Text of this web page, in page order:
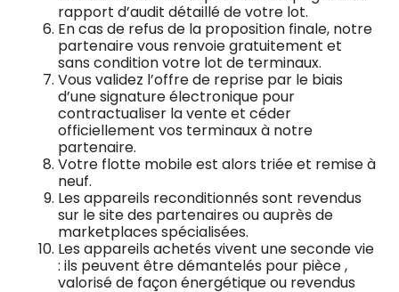
rapport d’audit détaillé de votre lot.
En cas de refus de la proposition finale, notre
partenaire vous renvoie gratuitement et
sans condition votre lot de terminaux.
Vous validez l’offre de reprise par le biais
d’une signature électronique pour
contractualiser la vente et céder
officiellement vos terminaux à notre
partenaire.
Votre flotte mobile est alors triée et remise à
neuf.
Les appareils reconditionnés sont revendus
sur le site des partenaires ou auprès de
marketplaces spécialisées.
Les appareils achetés vivent une seconde vie
: ils peuvent être démantelés pour pièce ,
valorisé de façon énergétique ou revendus